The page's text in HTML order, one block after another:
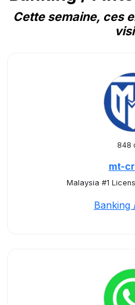
Cette semaine, ces
848
mt-
Malaysia #1
Banking